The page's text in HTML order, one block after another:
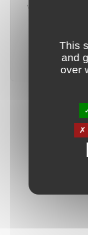
vous
votre
This
and
over